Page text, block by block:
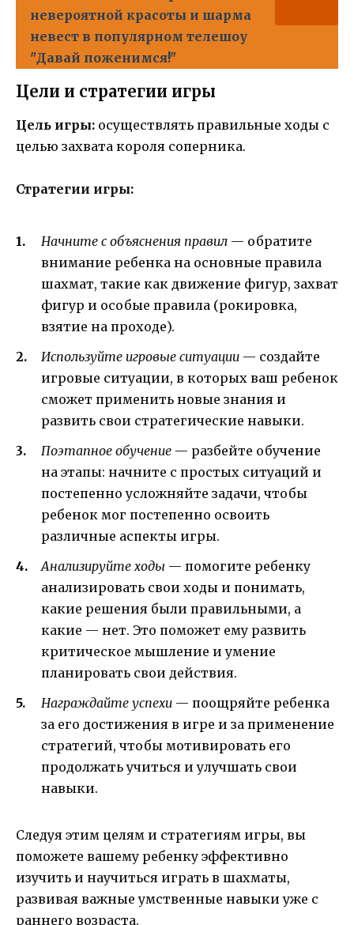
невероятной красоты и шарма
невест в популярном телешоу
"Давай поженимся!"
Цели и стратегии игры
Цель игры: осуществлять правильные ходы с
целью захвата короля соперника.
Стратегии игры:
Начните с объяснения правил — обратите
внимание ребенка на основные правила
шахмат, такие как движение фигур, захват
фигур и особые правила (рокировка,
взятие на проходе).
Используйте игровые ситуации — создайте
игровые ситуации, в которых ваш ребенок
сможет применить новые знания и
развить свои стратегические навыки.
Поэтапное обучение — разбейте обучение
на этапы: начните с простых ситуаций и
постепенно усложняйте задачи, чтобы
ребенок мог постепенно освоить
различные аспекты игры.
Анализируйте ходы — помогите ребенку
анализировать свои ходы и понимать,
какие решения были правильными, а
какие — нет. Это поможет ему развить
критическое мышление и умение
планировать свои действия.
Награждайте успехи — поощряйте ребенка
за его достижения в игре и за применение
стратегий, чтобы мотивировать его
продолжать учиться и улучшать свои
навыки.
Следуя этим целям и стратегиям игры, вы
поможете вашему ребенку эффективно
изучить и научиться играть в шахматы,
развивая важные умственные навыки уже с
раннего возраста.